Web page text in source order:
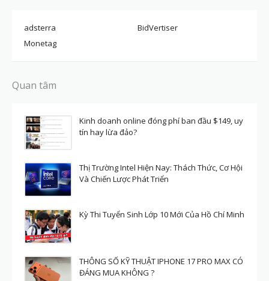
adsterra
BidVertiser
Monetag
Quan tâm
Kinh doanh online đóng phí ban đầu $149, uy
tín hay lừa đảo?
Thị Trường Intel Hiện Nay: Thách Thức, Cơ Hội
Và Chiến Lược Phát Triển
Kỳ Thi Tuyển Sinh Lớp 10 Mới Của Hồ Chí Minh
THÔNG SỐ KỸ THUẬT IPHONE 17 PRO MAX CÓ
ĐÁNG MUA KHÔNG ?